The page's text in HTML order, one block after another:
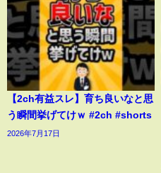
【2ch有益スレ】育ち良いなと思
う瞬間挙げてけｗ #2ch #shorts
2026年7月17日